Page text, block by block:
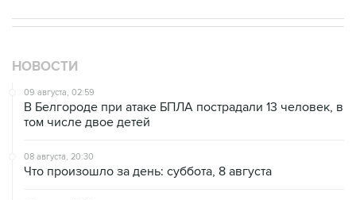
НОВОСТИ
09 августа, 02:59
В Белгороде при атаке БПЛА пострадали 13 человек, в
том числе двое детей
08 августа, 20:30
Что произошло за день: суббота, 8 августа